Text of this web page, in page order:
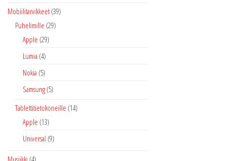
Mobiilitarvikkeet (39)
Puhelimille (29)
Apple (29)
Lumia (4)
Nokia (5)
Samsung (5)
Tablettitietokoneille (14)
Apple (13)
Universal (9)
Musiikki (4)